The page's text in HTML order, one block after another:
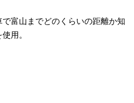
富山までどのくらいの距離か知
用。